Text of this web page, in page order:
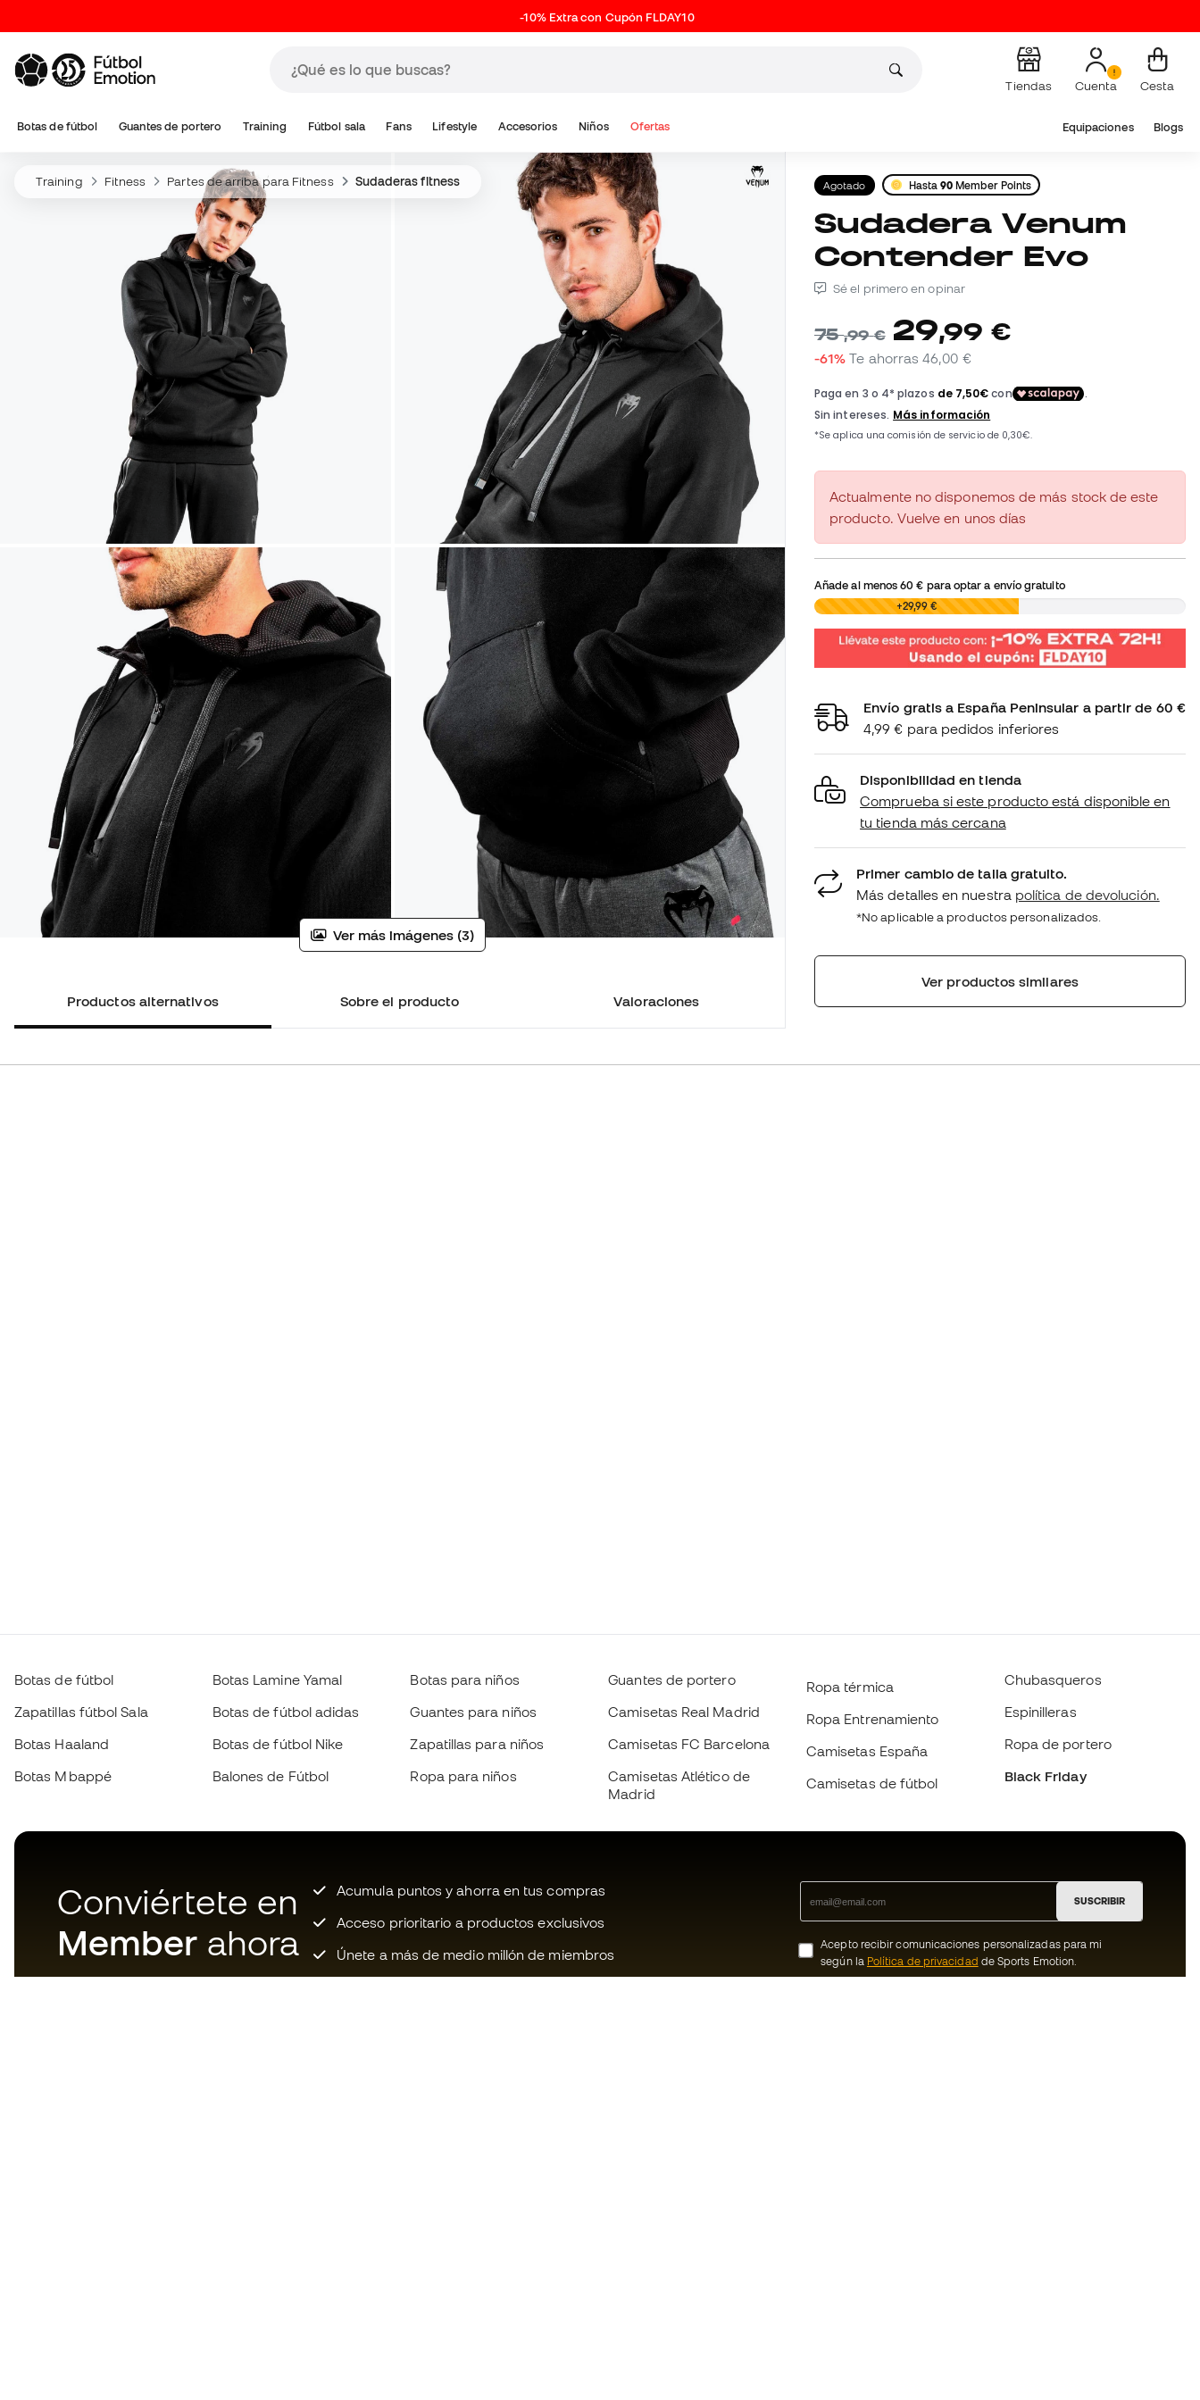
-10% Extra con Cupón FLDAY10
Tiendas Cuenta Cesta
Botas de fútbol Guantes de portero Training Fútbol sala Fans Lifestyle Accesorios Niños Ofertas Equipaciones Blogs
Training Fitness Partes de arriba para Fitness Sudaderas fitness
Ver más imágenes (3)
Productos alternativos Sobre el producto Valoraciones
Agotado Hasta90 Member Points
Sudadera Venum
Contender Evo
Sé el primero en opinar
75,99 € 29,99 €
-61% Te ahorras46,00 €
Actualmente no disponemos de más stock de este
producto. Vuelve en unos días
Añade al menos60 € para optar a envío gratuito
0,00 € +29,99 €
Envío gratis a España Peninsular a partir de 60 €
4,99 € para pedidos inferiores
Disponibilidad en tienda
Comprueba si este producto está disponible en
tu tienda más cercana
Primer cambio de talla gratuito.
Más detalles en nuestra política de devolución.
*No aplicable a productos personalizados.
Ver productos similares
Botas de fútbol
Zapatillas fútbol Sala
Botas Haaland
Botas Mbappé
Botas Lamine Yamal
Botas de fútbol adidas
Botas de fútbol Nike
Balones de Fútbol
Botas para niños
Guantes para niños
Zapatillas para niños
Ropa para niños
Guantes de portero
Camisetas Real Madrid
Camisetas FC Barcelona
Camisetas Atlético de
Madrid
Ropa térmica
Ropa Entrenamiento
Camisetas España
Camisetas de fútbol
Chubasqueros
Espinilleras
Ropa de portero
Black Friday
Conviértete en
Member ahora
Acumula puntos y ahorra en tus compras
Acceso prioritario a productos exclusivos
Únete a más de medio millón de miembros
SUSCRIBIR
Acepto recibir comunicaciones personalizadas para mi
según la Política de privacidad de Sports Emotion.